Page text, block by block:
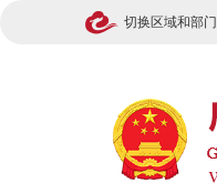
切换区域和部门